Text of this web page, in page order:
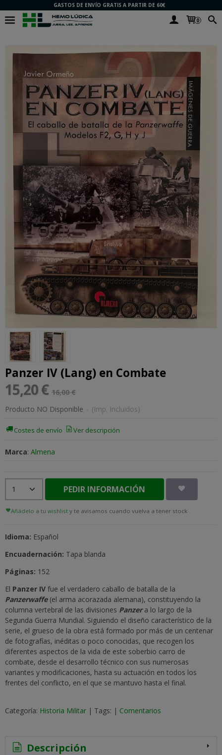
GASTOS DE ENVÍO GRATIS A PARTIR DE 60€
0
Panzer IV (Lang) en Combate
15,20 € 16,00 €
Producto NO Disponible - (Imp. Incluidos)
Costes de envío Ver descripción
Marca: Almena
PEDIR INFORMACIÓN
Añádelo a tu wishlist y te avisamos cuando vuelva a tener stock
Idioma: Español
Encuadernación: Tapa blanda
Páginas: 152
El Panzer IV fue el verdadero caballo de batalla de la
Panzerwaffe(el arma acorazada alemana), constituyendo la
columna vertebral de las divisiones Panzera lo largo de la
Segunda Guerra Mundial. Siguiendo el diseño característico de la
serie, el grueso de la obra está formado por más de un centenar
de fotografías, inéditas o poco conocidas, que recogen los
diferentes aspectos de la vida de este soberbio carro de
combate, desde el desarrollo técnico con sus numerosas
variantes y modificaciones, hasta su actuación en todos los
frentes del conflicto, en el que se mantuvo hasta el final.
Categoría: Historia Militar | Tags: | Comentarios
Descripción